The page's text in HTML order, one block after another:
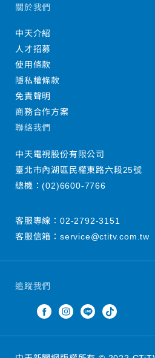
追蹤我們
關於我們
中天介紹
人才招募
使用條款
隱私權條款
免責聲明
商務合作方案
聯絡我們
中天電視股份有限公司
臺北市內湖區民權東路六段25號
總機：(02)6600-7766
客服專線： 02-2792-3151
客服信箱： service@ctitv.com.tw